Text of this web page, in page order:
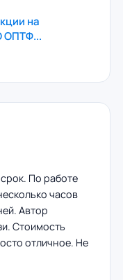
на
ОПТФ...
По работе
часов
Автор
Стоимость
отличное. Не